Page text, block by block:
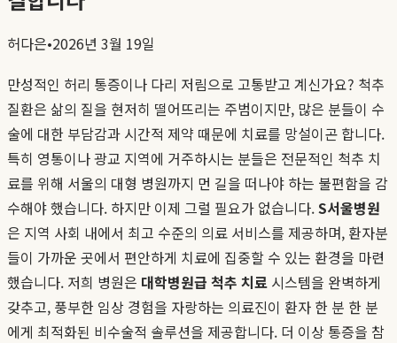
허다은•2026년 3월 19일
만성적인 허리 통증이나 다리 저림으로 고통받고 계신가요? 척추
질환은 삶의 질을 현저히 떨어뜨리는 주범이지만, 많은 분들이 수
술에 대한 부담감과 시간적 제약 때문에 치료를 망설이곤 합니다.
특히 영통이나 광교 지역에 거주하시는 분들은 전문적인 척추 치
료를 위해 서울의 대형 병원까지 먼 길을 떠나야 하는 불편함을 감
수해야 했습니다. 하지만 이제 그럴 필요가 없습니다.S서울병원
은 지역 사회 내에서 최고 수준의 의료 서비스를 제공하며, 환자분
들이 가까운 곳에서 편안하게 치료에 집중할 수 있는 환경을 마련
했습니다. 저희 병원은 대학병원급 척추 치료 시스템을 완벽하게
갖추고, 풍부한 임상 경험을 자랑하는 의료진이 환자 한 분 한 분
에게 최적화된 비수술적 솔루션을 제공합니다. 더 이상 통증을 참